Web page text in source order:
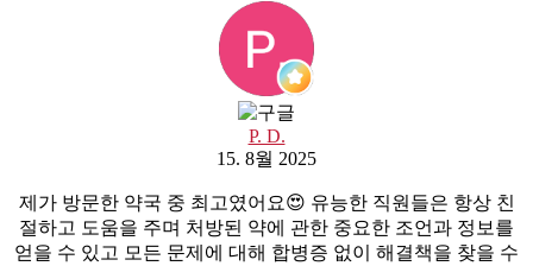
P. D.
15. 8월 2025
제가 방문한 약국 중 최고였어요😍 유능한 직원들은 항상 친
절하고 도움을 주며 처방된 약에 관한 중요한 조언과 정보를
얻을 수 있고 모든 문제에 대해 합병증 없이 해결책을 찾을 수